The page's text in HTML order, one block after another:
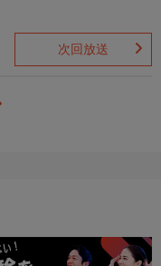
次回放送